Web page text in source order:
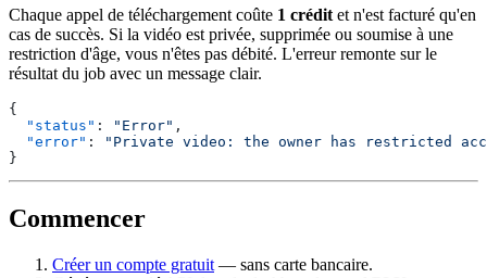
Chaque appel de téléchargement coûte 1 crédit et n'est facturé qu'en
cas de succès. Si la vidéo est privée, supprimée ou soumise à une
restriction d'âge, vous n'êtes pas débité. L'erreur remonte sur le
résultat du job avec un message clair.
{
  "status"
: "Error" ,
  "error"
:
"Private video: the owner has restricted
}
Commencer
Créer un compte gratuit — sans carte bancaire.